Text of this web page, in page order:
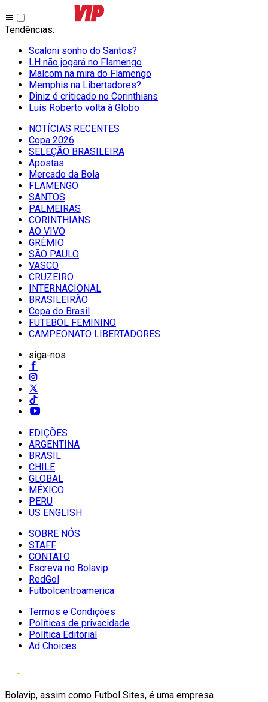
Tendências:
Scaloni sonho do Santos?
LH não jogará no Flamengo
Malcom na mira do Flamengo
Memphis na Libertadores?
Diniz é criticado no Corinthians
Luís Roberto volta à Globo
NOTÍCIAS RECENTES
Copa 2026
SELEÇÃO BRASILEIRA
Apostas
Mercado da Bola
FLAMENGO
SANTOS
PALMEIRAS
CORINTHIANS
AO VIVO
GRÊMIO
SĀO PAULO
VASCO
CRUZEIRO
INTERNACIONAL
BRASILEIRÃO
Copa do Brasil
FUTEBOL FEMININO
CAMPEONATO LIBERTADORES
siga-nos
EDIÇÕES
ARGENTINA
BRASIL
CHILE
GLOBAL
MÉXICO
PERU
US ENGLISH
SOBRE NÓS
STAFF
CONTATO
Escreva no Bolavip
RedGol
Futbolcentroamerica
Termos e Condições
Políticas de privacidade
Política Editorial
Ad Choices
Bolavip, assim como Futbol Sites, é uma empresa